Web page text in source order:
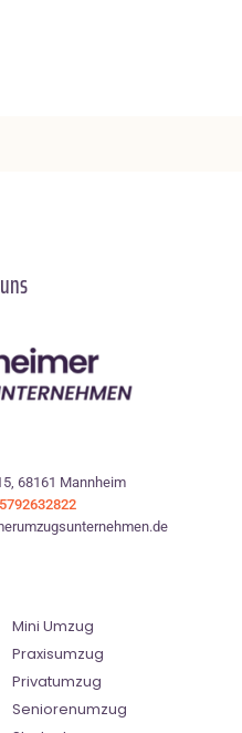
68161 Mannheim
Mini Umzug
Praxisumzug
Privatumzug
Seniorenumzug